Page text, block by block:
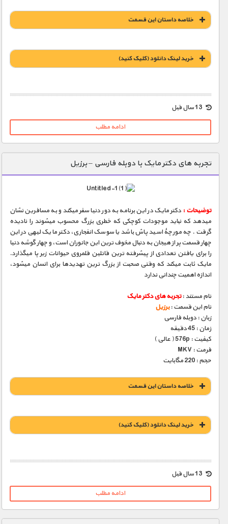
خلاصه داستان این قسمت
خريد لينک دانلود (کليک کنيد)
1900 تومان – خريد لينک دانلود (افزودن به سبد خريد)
ادامه مطلب
تجربه های دکتر مایک با دوبله فارسی – برزیل
توضیحات : دکتر مایک در این برنامه به دور دنیا سفر میکند و به مسافرین نشان
میدهد که نباید موجودات کوچکی که خطری بزرگ محسوب میشوند را نادیده
گرفت . چه مورچۀ اسید پاش باشد یا سوسک انفجاری، دکتر مایک لیهی در این
چهار قسمت پر از هیجان به دنبال مخوف ترین این جانوران است، و چهار گوشه دنیا
را برای یافتن تعدادی از پیشرفته ترین قاتلین قلمروی حیوانات زیر پا میگذارد.
مایک ثابت میکند که وقتی صحبت از بزرگ ترین تهدیدها برای انسان میشود،
اندازه اهمیت چندانی ندارد
نام مستند :تجربه های دکتر مایک
نام این قسمت :برزیل
زبان : دوبله فارسی
زمان : 45 دقیقه
کیفیت : 576p ( عالی )
فرمت : MKV
حجم : 220 مگابایت
خلاصه داستان این قسمت
خريد لينک دانلود (کليک کنيد)
1900 تومان – خريد لينک دانلود (افزودن به سبد خريد)
ادامه مطلب